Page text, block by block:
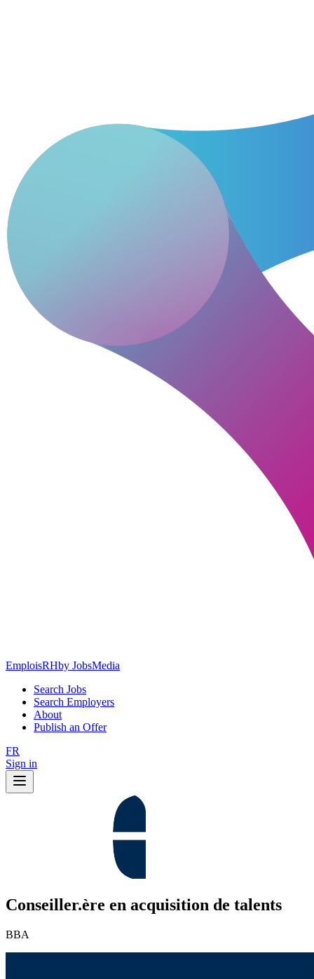
EmploisRHby JobsMedia
Search Jobs
Search Employers
About
Publish an Offer
FR
Sign in
Conseiller.ère en acquisition de talents
BBA